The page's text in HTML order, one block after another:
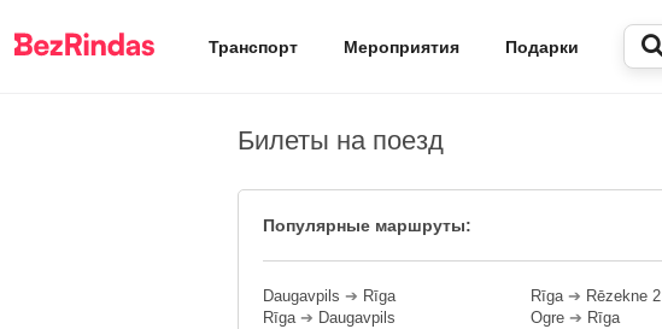
Транспорт Мероприятия Подарки
Билеты на поезд
Популярные маршруты:
Daugavpils ➔ Rīga
Rīga➔ Daugavpils
Rīga➔ Rēzekne 2
Ogre ➔ Rīga